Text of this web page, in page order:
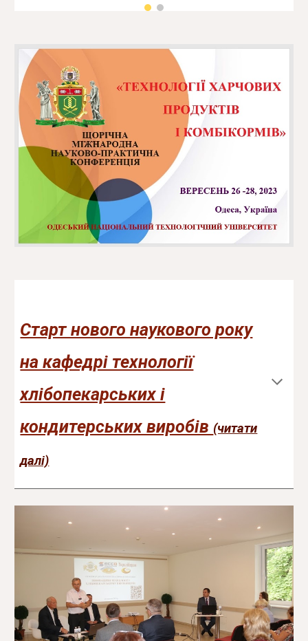
Старт нового наукового року
на кафедрі технології
хлібопекарських і
кондитерських виробів (читати
далі)